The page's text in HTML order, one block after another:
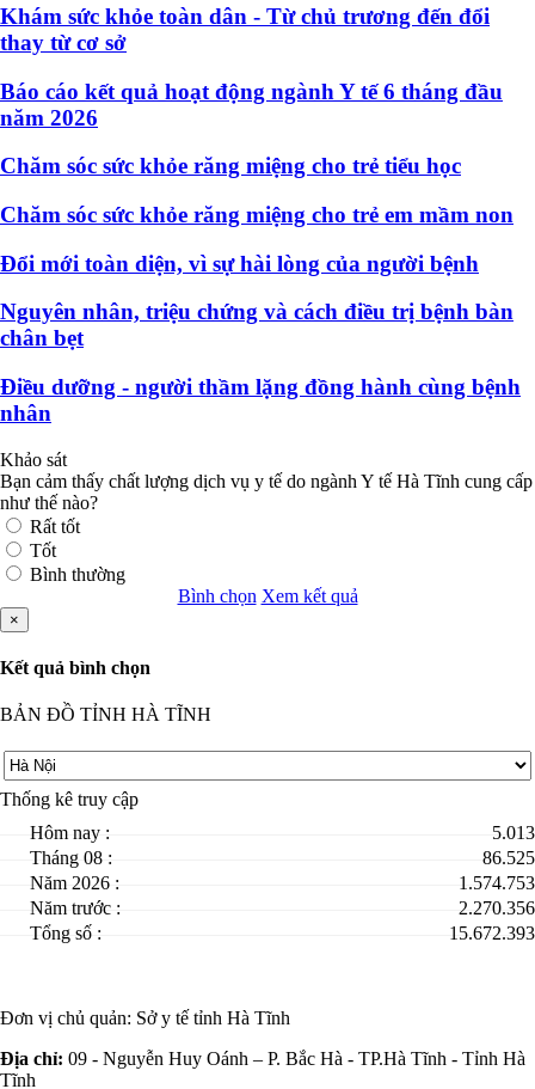
Khám sức khỏe toàn dân - Từ chủ trương đến đổi
thay từ cơ sở
Báo cáo kết quả hoạt động ngành Y tế 6 tháng đầu
năm 2026
Chăm sóc sức khỏe răng miệng cho trẻ tiểu học
Chăm sóc sức khỏe răng miệng cho trẻ em mầm non
Đổi mới toàn diện, vì sự hài lòng của người bệnh
Nguyên nhân, triệu chứng và cách điều trị bệnh bàn
chân bẹt
Điều dưỡng - người thầm lặng đồng hành cùng bệnh
nhân
Khảo sát
Bạn cảm thấy chất lượng dịch vụ y tế do ngành Y tế Hà Tĩnh cung cấp
như thế nào?
Rất tốt
Tốt
Bình thường
Bình chọn Xem kết quả
×
Kết quả bình chọn
BẢN ĐỒ TỈNH HÀ TĨNH
Thống kê truy cập
Hôm nay :
5.013
Tháng 08 :
86.525
Năm 2026 :
1.574.753
Năm trước :
2.270.356
Tổng số :
15.672.393
Đơn vị chủ quản: Sở y tế tỉnh Hà Tĩnh
Địa chỉ: 09 - Nguyễn Huy Oánh – P. Bắc Hà - TP.Hà Tĩnh - Tỉnh Hà
Tĩnh